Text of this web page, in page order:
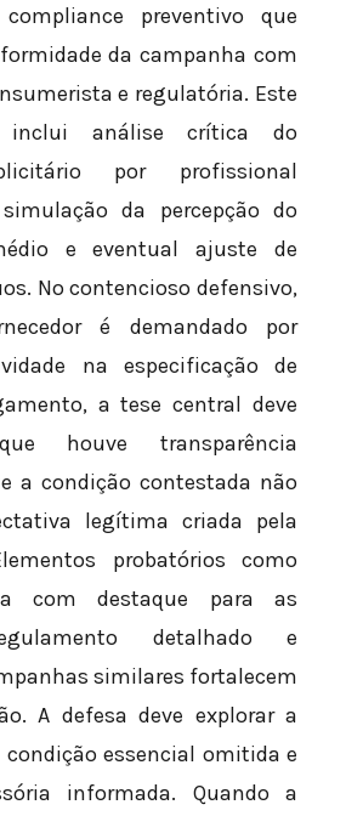
preventivo que
da campanha com
e regulatória. Este
inclui análise crítica do
por profissional
da percepção do
e eventual ajuste de
No contencioso defensivo,
é demandado por
na especificação de
a tese central deve
houve transparência
a condição contestada não
legítima criada pela
probatórios como
com destaque para as
detalhado e
similares fortalecem
A defesa deve explorar a
essencial omitida e
informada. Quando a